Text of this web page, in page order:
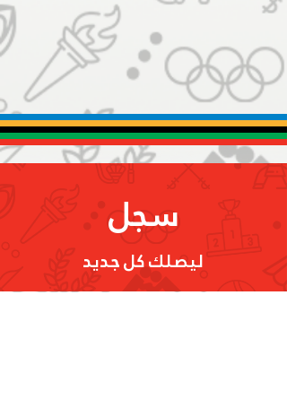
اللجنة الأولمبية الإماراتية
تستعرض سبل دعم الاتحادات
الرياضية قبل خوض المحافل
المقبلة
سجل
ليصلك كل جديد